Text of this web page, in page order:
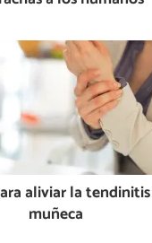
aliviar la
muñeca